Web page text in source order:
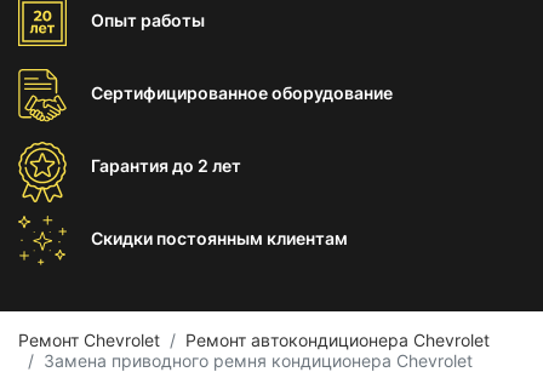
Опыт работы
Сертифицированноеоборудование
Гарантиядо 2 лет
Скидки постоянным клиентам
Ремонт Chevrolet
Ремонт автокондиционера Chevrolet
Замена приводного ремня кондиционера Chevrolet